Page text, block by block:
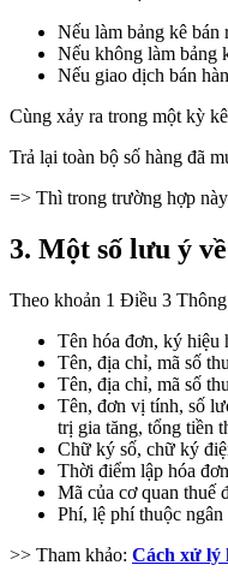
Nếu làm bảng kê bán
Nếu không làm bảng
Nếu giao dịch bán
Cùng xảy ra trong một kỳ
Trả lại toàn bộ số hàng đã
=> Thì trong trường hợp
3. Một số lưu ý
Theo khoản 1 Điều 3
Tên hóa đơn, ký hiệu
Tên, địa chỉ, mã số
Tên, địa chỉ, mã số
Tên, đơn vị tính, số
trị gia tăng, tổng tiền
Chữ ký số, chữ ký
Thời điểm lập hóa
Mã của cơ quan thuế
Phí, lệ phí thuộc
>> Tham khảo: Cách xử lý